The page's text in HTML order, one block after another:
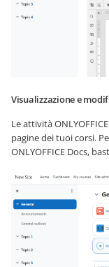
Visualizzazione e
Le attività
pagine dei tuoi corsi.
ONLYOFFICE Docs,